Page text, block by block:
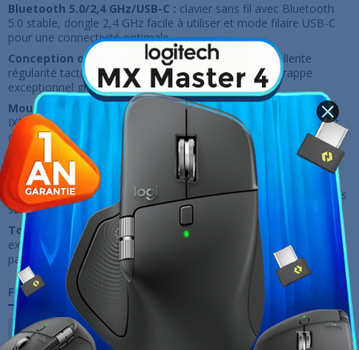
Bluetooth 5.0/2,4 GHz/USB-C : clavier sans fil avec Bluetooth
5.0 stable, dongle 2,4 GHz facile à utiliser et mode filaire USB-C
pour une connectivité optimale.
Conception optimisée pour le jeu :offre une excellente
régularité tactile, une frappe ferme et un confort de frappe
exceptionnel grâce à une réduction du bruit.
Mousses insonorisantes :
équipé de coussinets amortisseurs
IXPE, de deux couches de mousse insonorisante plus épaisse et
de coussinets en silicone, ce clavier réduit le bruit de 40 % et
élimine 80 % des résonances. Profitez d'une frappe riche et
précise, sans bruits parasites. Clavier mécanique à interrupteurs
interchangeables à chaud : le circuit imprimé à échange à chaud
permet de remplacer librement les interrupteurs à 3 ou 5 broches
sans soudure. Créez un clavier unique et personnalisé !
Touches PBT double injection :offrent un confort de frappe
exceptionnel, des caractères inaltérables et une durabilité hors
pair.
Fiche technique
Type de connexion